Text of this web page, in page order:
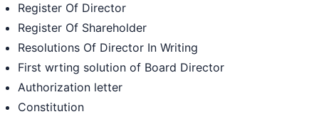
Register Of Director
Register Of Shareholder
Resolutions Of Director In Writing
First wrting solution of Board Director
Authorization letter
Constitution